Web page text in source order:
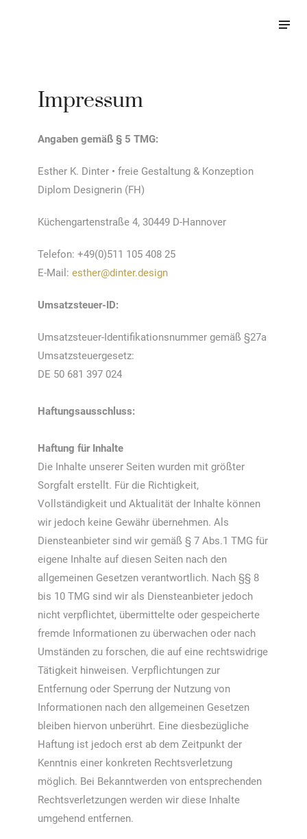
Impressum
Angaben gemäß § 5 TMG:
Esther K. Dinter • freie Gestaltung & Konzeption
Diplom Designerin (FH)
Küchengartenstraße 4, 30449 D-Hannover
Telefon: +49(0)511 105 408 25
E-Mail: esther@dinter.design
Umsatzsteuer-ID:
Umsatzsteuer-Identifikationsnummer gemäß §27a
Umsatzsteuergesetz:
DE 50 681 397 024
Haftungsausschluss:
Haftung für Inhalte
Die Inhalte unserer Seiten wurden mit größter
Sorgfalt erstellt. Für die Richtigkeit,
Vollständigkeit und Aktualität der Inhalte können
wir jedoch keine Gewähr übernehmen. Als
Diensteanbieter sind wir gemäß § 7 Abs.1 TMG für
eigene Inhalte auf diesen Seiten nach den
allgemeinen Gesetzen verantwortlich. Nach §§ 8
bis 10 TMG sind wir als Diensteanbieter jedoch
nicht verpflichtet, übermittelte oder gespeicherte
fremde Informationen zu überwachen oder nach
Umständen zu forschen, die auf eine rechtswidrige
Tätigkeit hinweisen. Verpflichtungen zur
Entfernung oder Sperrung der Nutzung von
Informationen nach den allgemeinen Gesetzen
bleiben hiervon unberührt. Eine diesbezügliche
Haftung ist jedoch erst ab dem Zeitpunkt der
Kenntnis einer konkreten Rechtsverletzung
möglich. Bei Bekanntwerden von entsprechenden
Rechtsverletzungen werden wir diese Inhalte
umgehend entfernen.